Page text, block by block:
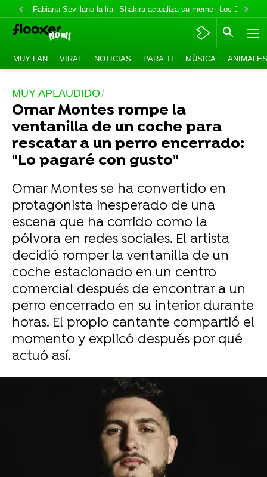
Fabiana Sevillano la lía Shakira actualiza su meme Los Jonas
MUY FAN VIRAL NOTICIAS PARA TI MÚSICA ANIMALES
MUY APLAUDIDO
Omar Montes rompe la
ventanilla de un coche para
rescatar a un perro encerrado:
"Lo pagaré con gusto"
Omar Montes se ha convertido en
protagonista inesperado de una
escena que ha corrido como la
pólvora en redes sociales. El artista
decidió romper la ventanilla de un
coche estacionado en un centro
comercial después de encontrar a un
perro encerrado en su interior durante
horas. El propio cantante compartió el
momento y explicó después por qué
actuó así.